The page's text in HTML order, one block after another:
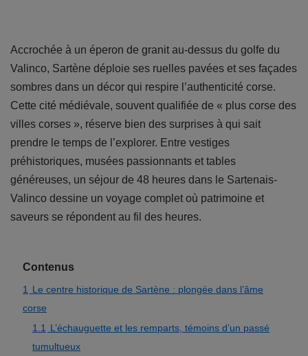
Accrochée à un éperon de granit au-dessus du golfe du
Valinco, Sartène déploie ses ruelles pavées et ses façades
sombres dans un décor qui respire l’authenticité corse.
Cette cité médiévale, souvent qualifiée de « plus corse des
villes corses », réserve bien des surprises à qui sait
prendre le temps de l’explorer. Entre vestiges
préhistoriques, musées passionnants et tables
généreuses, un séjour de 48 heures dans le Sartenais-
Valinco dessine un voyage complet où patrimoine et
saveurs se répondent au fil des heures.
Contenus
1 Le centre historique de Sartène : plongée dans l’âme
corse
1.1 L’échauguette et les remparts, témoins d’un passé
tumultueux